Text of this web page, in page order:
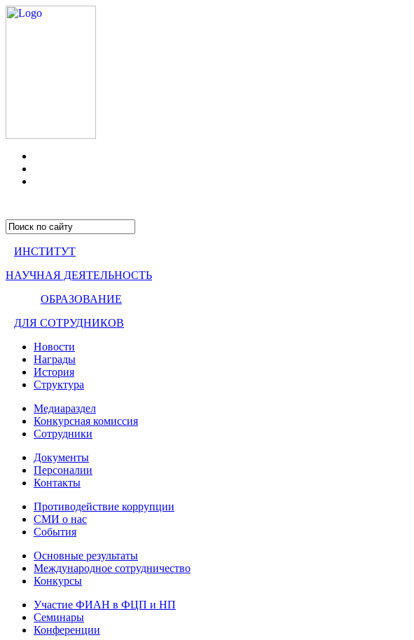
ИНСТИТУТ
НАУЧНАЯ ДЕЯТЕЛЬНОСТЬ
ОБРАЗОВАНИЕ
ДЛЯ СОТРУДНИКОВ
Новости
Награды
История
Структура
Медиараздел
Конкурсная комиссия
Сотрудники
Документы
Персоналии
Контакты
Противодействие коррупции
СМИ о нас
События
Основные результаты
Международное сотрудничество
Конкурсы
Участие ФИАН в ФЦП и НП
Семинары
Конференции